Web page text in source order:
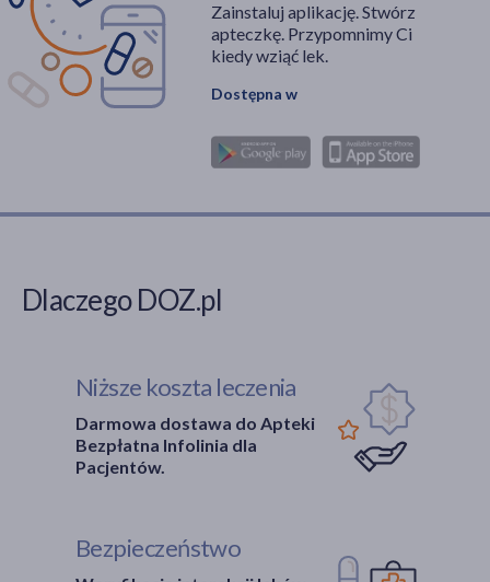
Zainstaluj aplikację. Stwórz
apteczkę. Przypomnimy Ci
kiedy wziąć lek.
Dostępna w
Dlaczego DOZ.pl
Niższe koszta leczenia
Darmowa dostawa do Apteki
Bezpłatna Infolinia dla
Pacjentów.
Bezpieczeństwo